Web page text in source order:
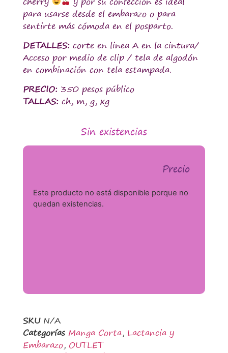
para usarse desde el embarazo o para
sentirte más cómoda en el posparto.
DETALLES:corte en linea A en la cintura/
Acceso por medio de clip / tela de algodón
en combinación con tela estampada.
PRECIO:350 pesos público
TALLAS:ch, m, g, xg
Sin existencias
Precio
Este producto no está disponible porque no
quedan existencias.
SKU N/A
Categorías Manga Corta, Lactancia y
Embarazo, OUTLET